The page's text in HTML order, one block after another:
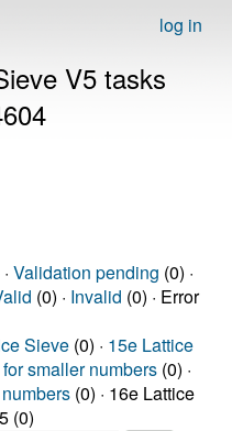
log in
V5 tasks
Validation pending (0) ·
(0) · Invalid (0) · Error
Sieve (0) · 15e Lattice
smaller numbers (0) ·
(0) · 16e Lattice
(0)